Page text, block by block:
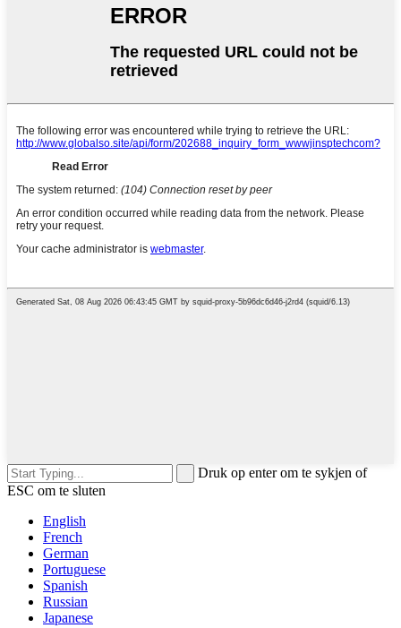
Druk op enter om te sykjen of
ESC om te sluten
English
French
German
Portuguese
Spanish
Russian
Japanese